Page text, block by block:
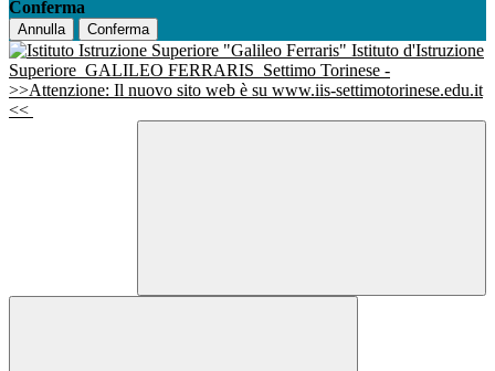
Conferma
Annulla Conferma
Istituto d'Istruzione
Superiore GALILEO FERRARIS Settimo Torinese -
>>Attenzione: Il nuovo sito web è su www.iis-settimotorinese.edu.it
<<